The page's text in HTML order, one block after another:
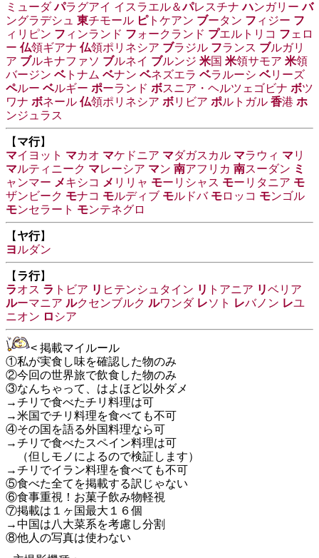
ミューダ パラグアイ イスラエル＆パレスチナ ハンガリー バ
ングラデシュ 東チモール ピトケアン ブータン フ ィジー フ
ィリピン フ ィンランド フ ォークランド プエルトリコ フ ェロ
ー 仏領ギアナ 仏領ポリネシア ブラジル フランス ブルガリ
ア ブルキナファソ ブルネイ ブルンジ 米国 米領サモア 米領
バージン ベトナム ベナン ベネズエラ ベラルーシ ベリーズ
ペルー ベルギー ポーランド ボスニア・ヘルツェゴビナ ボツ
ワナ ボネール 仏領ポリネシア ボリビア ポルトガル 香港 ホ
ンジュラス
【 マ行】
マイヨット マカオ マケドニア マダガスカル マラウィ マ リ
マルティニーク マレーシア マン 南アフリカ 南スーダン ミ
ャンマー メキシコ メ リリャ モーリシャス モーリタニア モ
ザンビーク モナコ モルディブ モルドバ モロッコ モンゴル
モンセラート モンテネグロ
【 ヤ行】
ヨ ルダン
【 ラ行】
ラオス ラ トビア リ ヒテンシュタイン リ トアニア リベリア
ルーマニア ルクセンブルク ルワンダ レソト レバノン レユ
ニオン ロ シア
< 掲載マイルール
①私が実食し味を確認した物のみ
②今回の世界旅で飲食した物のみ
③なんちゃって、はよほど以外ダメ
→チリで食べたチリ料理は可
→米国でチリ料理を食べても不可
④その国を語る外国料理なら可
→チリで食べたスペイン料理は可
（但しモノによるので検証します）
→チリでイラン料理を食べても不可
⑤食べた全てを掲載する訳じゃない
⑥食事重視！お菓子飲み物軽視
⑦掲載は１ヶ国最大１６個
→中国は八大菜系を考慮し分割
⑧他人の写真は使わない